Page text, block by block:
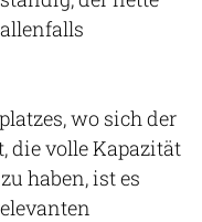
wo sich der
die volle Kapazität
haben, ist es